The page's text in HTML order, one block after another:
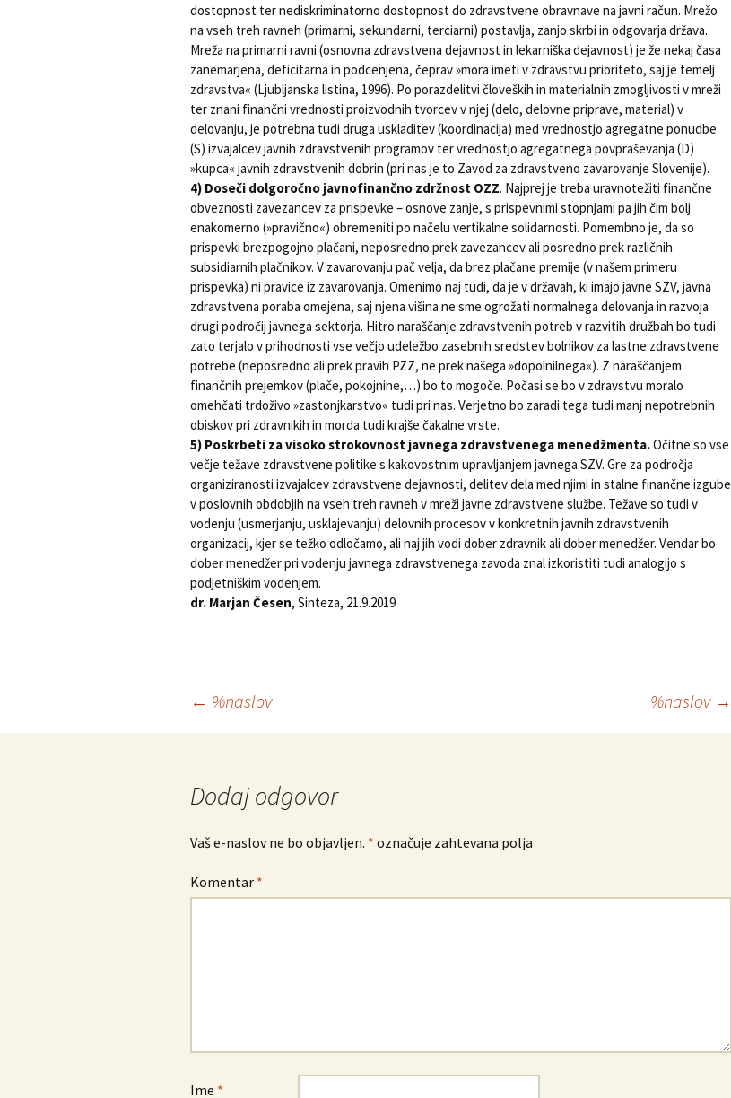
dostopnost ter nediskriminatorno dostopnost do zdravstvene obravnave na javni račun. Mrežo
na vseh treh ravneh (primarni, sekundarni, terciarni) postavlja, zanjo skrbi in odgovarja država.
Mreža na primarni ravni (osnovna zdravstvena dejavnost in lekarniška dejavnost) je že nekaj časa
zanemarjena, deficitarna in podcenjena, čeprav »mora imeti v zdravstvu prioriteto, saj je temelj
zdravstva« (Ljubljanska listina, 1996). Po porazdelitvi človeških in materialnih zmogljivosti v mreži
ter znani finančni vrednosti proizvodnih tvorcev v njej (delo, delovne priprave, material) v
delovanju, je potrebna tudi druga uskladitev (koordinacija) med vrednostjo agregatne ponudbe
(S) izvajalcev javnih zdravstvenih programov ter vrednostjo agregatnega povpraševanja (D)
»kupca« javnih zdravstvenih dobrin (pri nas je to Zavod za zdravstveno zavarovanje Slovenije).
4) Doseči dolgoročno javnofinančno zdržnost OZZ. Najprej je treba uravnotežiti finančne
obveznosti zavezancev za prispevke – osnove zanje, s prispevnimi stopnjami pa jih čim bolj
enakomerno (»pravično«) obremeniti po načelu vertikalne solidarnosti. Pomembno je, da so
prispevki brezpogojno plačani, neposredno prek zavezancev ali posredno prek različnih
subsidiarnih plačnikov. V zavarovanju pač velja, da brez plačane premije (v našem primeru
prispevka) ni pravice iz zavarovanja. Omenimo naj tudi, da je v državah, ki imajo javne SZV, javna
zdravstvena poraba omejena, saj njena višina ne sme ogrožati normalnega delovanja in razvoja
drugi področij javnega sektorja. Hitro naraščanje zdravstvenih potreb v razvitih družbah bo tudi
zato terjalo v prihodnosti vse večjo udeležbo zasebnih sredstev bolnikov za lastne zdravstvene
potrebe (neposredno ali prek pravih PZZ, ne prek našega »dopolnilnega«). Z naraščanjem
finančnih prejemkov (plače, pokojnine,…) bo to mogoče. Počasi se bo v zdravstvu moralo
omehčati trdoživo »zastonjkarstvo« tudi pri nas. Verjetno bo zaradi tega tudi manj nepotrebnih
obiskov pri zdravnikih in morda tudi krajše čakalne vrste.
5) Poskrbeti za visoko strokovnost javnega zdravstvenega menedžmenta.Očitne so vse
večje težave zdravstvene politike s kakovostnim upravljanjem javnega SZV. Gre za področja
organiziranosti izvajalcev zdravstvene dejavnosti, delitev dela med njimi in stalne finančne izgube
v poslovnih obdobjih na vseh treh ravneh v mreži javne zdravstvene službe. Težave so tudi v
vodenju (usmerjanju, usklajevanju) delovnih procesov v konkretnih javnih zdravstvenih
organizacij, kjer se težko odločamo, ali naj jih vodi dober zdravnik ali dober menedžer. Vendar bo
dober menedžer pri vodenju javnega zdravstvenega zavoda znal izkoristiti tudi analogijo s
podjetniškim vodenjem.
dr. Marjan Česen, Sinteza, 21.9.2019
po
← %naslov %naslov →
Dodaj odgovor
Vaš e-naslov ne bo objavljen. * označuje zahtevana polja
Komentar *
Ime *